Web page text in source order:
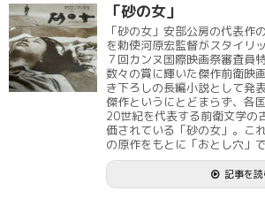
「砂の女」
「砂の女」安部公房の代表作
を勅使河原宏監督がスタイリ
７回カンヌ国際映画祭審査員
数々の賞に輝いた傑作前衛映
き下ろしの長編小説として発
傑作というにとどまらず、各
20世紀を代表する前衛文学の
価されている「砂の女」。こ
の原作をもとに「おとし穴」
記事を